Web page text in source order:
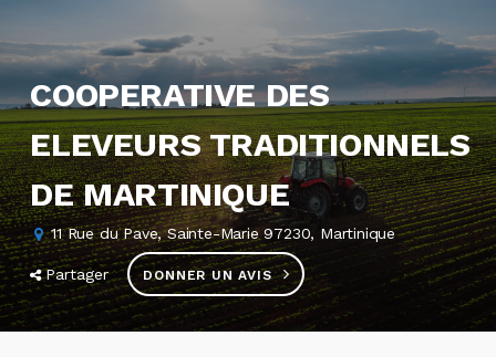
COOPERATIVE DES
ELEVEURS TRADITIONNELS
DE MARTINIQUE
11 Rue du Pave, Sainte-Marie 97230, Martinique
Partager DONNER UN AVIS